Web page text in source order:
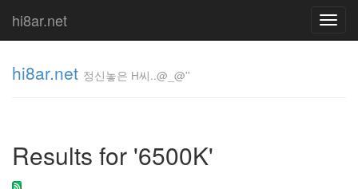
hi8ar.net
hi8ar.net 정신놓은 H씨..@_@''
Results for '6500K'
씨..@_@''